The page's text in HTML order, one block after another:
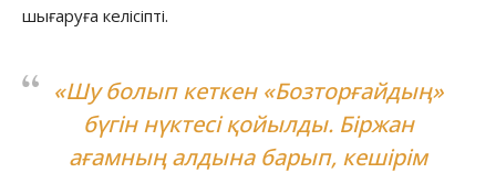
шығаруға келісіпті.
«Шу болып кеткен «Бозторғайдың»
бүгін нүктесі қойылды. Біржан
ағамның алдына барып, кешірім